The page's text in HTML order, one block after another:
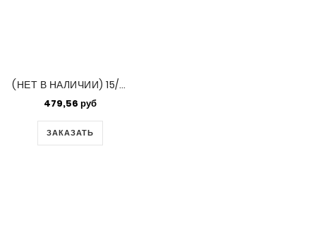
(НЕТ В НАЛИЧИИ) 15/0 Duracoat Galvanized Lt Smky Pewter-50 Gm Bg (4221)
479,56 руб
ЗАКАЗАТЬ